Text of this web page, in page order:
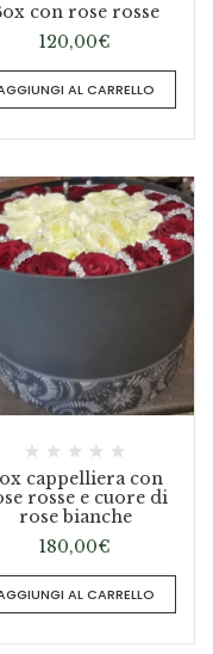
con rose rosse
120,00€
AL CARRELLO
cappelliera con
rosse e cuore di
rose bianche
180,00€
AL CARRELLO